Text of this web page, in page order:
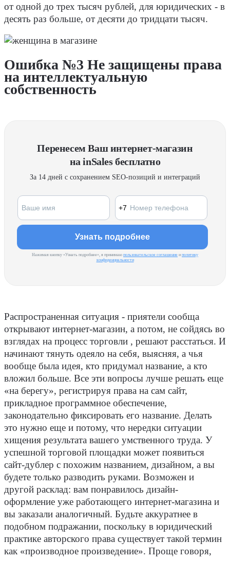
от одной до трех тысяч рублей, для юридических - в
десять раз больше, от десяти до тридцати тысяч.
Ошибка №3 Не защищены права
на интеллектуальную
собственность
Перенесем Ваш интернет-магазин
на inSales бесплатно
За 14 дней с сохранением SEO-позиций и интеграций
Нажимая кнопку «Узнать подробнее», я принимаю пользовательское соглашение и политику
конфиденциальности
Распространенная ситуация - приятели сообща
открывают интернет-магазин, а потом, не сойдясь во
взглядах на процесс торговли , решают расстаться. И
начинают тянуть одеяло на себя, выясняя, а чья
вообще была идея, кто придумал название, а кто
вложил больше. Все эти вопросы лучше решать еще
«на берегу», регистрируя права на сам сайт,
прикладное программное обеспечение,
законодательно фиксировать его название. Делать
это нужно еще и потому, что нередки ситуации
хищения результата вашего умственного труда. У
успешной торговой площадки может появиться
сайт-дублер с похожим названием, дизайном, а вы
будете только разводить руками. Возможен и
другой расклад: вам понравилось дизайн-
оформление уже работающего интернет-магазина и
вы заказали аналогичный. Будьте аккуратнее в
подобном подражании, поскольку в юридический
практике авторского права существует такой термин
как «производное произведение». Проще говоря,